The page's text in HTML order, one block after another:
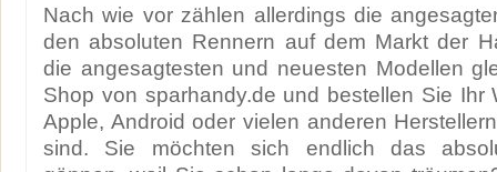
Nach wie vor zählen allerdings die
den absoluten Rennern auf dem Markt der
die angesagtesten und neuesten Modellen
Shop von sparhandy.de und bestellen Sie Ihr
Apple, Android oder vielen anderen
sind. Sie möchten sich endlich das